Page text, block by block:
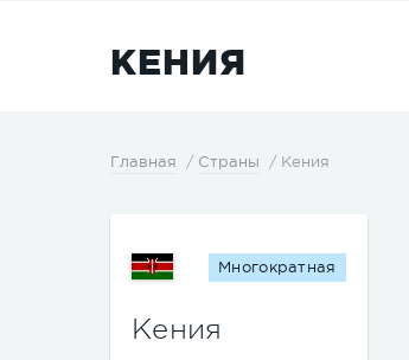
КЕНИЯ
Главная Страны Кения
Многократная
Кения